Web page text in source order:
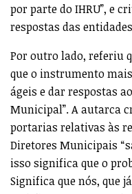
por parte do IHRU”, e
respostas das
Por outro lado, referiu
que o instrumento
ágeis e dar respostas
Municipal”. A autarca
portarias relativas às
Diretores Municipais
isso significa que o
Significa que nós, que